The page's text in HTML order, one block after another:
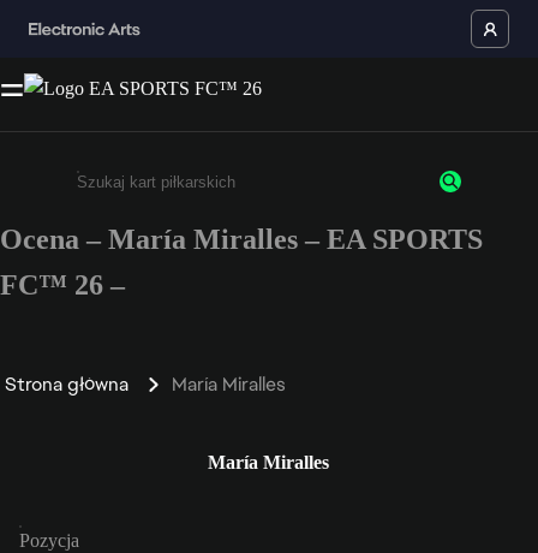
Wpisz co najmniej 3 znaki lub cyfry.
Ocena – María Miralles – EA SPORTS
FC™ 26 –
Strona główna María Miralles
María Miralles
Pozycja